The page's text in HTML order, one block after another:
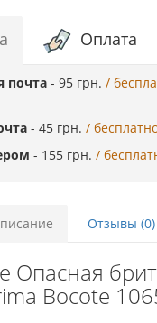
Оплата
почта - 95 грн. /
- 45 грн. /
- 155 грн. /
Отзывы (0)
Опасная
Bocote